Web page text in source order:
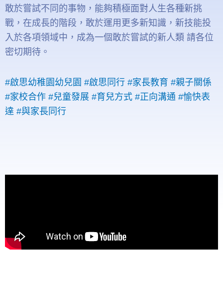
敢於嘗試不同的事物，能夠積極面對人生各種新挑
戰，在成長的階段，敢於運用更多新知識，新技能投
入於各項領域中，成為一個敢於嘗試的新人類 請各位
密切期待。
#啟思幼稚園幼兒園 #啟思同行 #家長教育 #親子關係
#家校合作 #兒童發展 #育兒方式 #正向溝通 #愉快表
達 #與家長同行